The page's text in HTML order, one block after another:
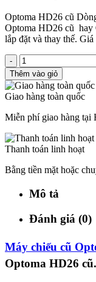
Optoma HD26 cũ
Optoma HD26 cũ hay
lắp đặt và thay thế. Giá
-
Thêm vào giỏ
Giao hàng toàn quốc
Miễn phí giao hàng tại
Thanh toán linh hoạt
Bằng tiền mặt hoặc
Mô tả
Đánh giá (0)
Máy chiếu cũ
Optoma HD26 cũ.